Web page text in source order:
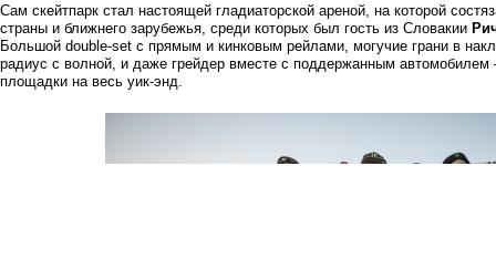
Сам скейтпарк стал настоящей гладиаторской ареной, на которой
страны и ближнего зарубежья, среди которых был гость из Словакии
Большой double-set с прямым и кинковым рейлами, могучие грани в
радиус с волной, и даже грейдер вместе с поддержанным автомобилем
площадки на весь уик-энд.